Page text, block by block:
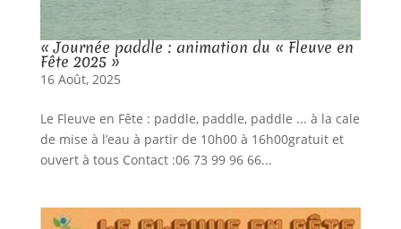
« Journée paddle : animation du « Fleuve en
Fête 2025 »
16 Août, 2025
Le Fleuve en Fête : paddle, paddle, paddle ... à la cale
de mise à l’eau à partir de 10h00 à 16h00gratuit et
ouvert à tous Contact :06 73 99 96 66...